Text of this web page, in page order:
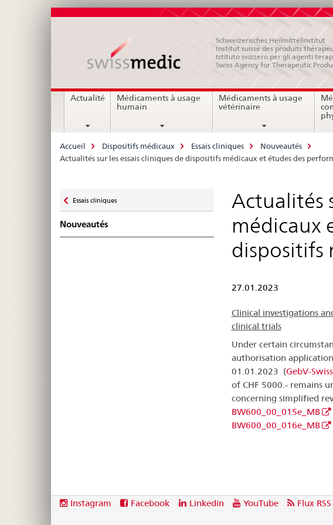
Schweizerisches Heilmittelinstitut
Institut suisse des produits
Istituto svizzero per gli agenti
Swiss Agency for Therapeutic
Navigation
Actualité
Médicaments à usage
humain
Médicaments à usage
vétérinaire
Breadcrumb
Accueil Dispositifs médicaux Essais cliniques
Nouveautés
Actualités sur les essais cliniques de dispositifs médicaux et études des
zu
Essais cliniques
Nouveautés
Actualités
médicaux
dispositifs
27.01.2023
Clinical investigations
clinical trials
Under certain
authorisation
01.01.2023 (GebV-
of CHF 5000.- remains
concerning simplified
BW600_00_015e_MB
BW600_00_016e_MB
Footer
SocialInstagram Facebook Linkedin YouTube Flux RSS